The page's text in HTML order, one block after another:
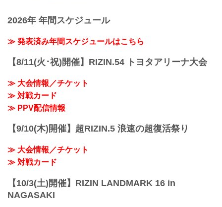
2026年 年間スケジュール
≫ 発表済み年間スケジュールはこちら
【8/11(火･祝)開催】RIZIN.54 トヨタアリーナ大会
≫ 大会情報／チケット
≫ 対戦カード
≫ PPV配信情報
【9/10(木)開催】超RIZIN.5 浪速の超復活祭り
≫ 大会情報／チケット
≫ 対戦カード
【10/3(土)開催】RIZIN LANDMARK 16 in
NAGASAKI